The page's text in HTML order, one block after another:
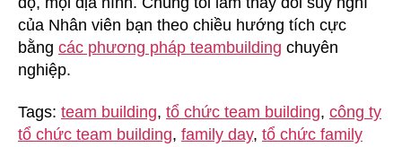
của Nhân viên bạn theo chiều hướng tích cực
bằng các phương pháp teambuilding chuyên
nghiệp.
Tags: team building, tổ chức team building, công ty
tổ chức team building, family day, tổ chức family